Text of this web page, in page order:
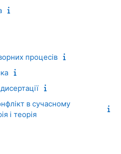
процесів
в сучасному
і теорія